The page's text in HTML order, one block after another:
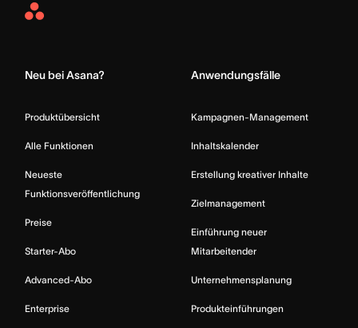
Asana
Neu bei Asana?
Produktübersicht
Alle Funktionen
Neueste
Funktionsveröffentlichung
Preise
Starter-Abo
Advanced-Abo
Enterprise
Anwendungsfälle
Kampagnen-Management
Inhaltskalender
Erstellung kreativer Inhalte
Zielmanagement
Einführung neuer
Mitarbeitender
Unternehmensplanung
Produkteinführungen